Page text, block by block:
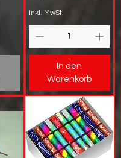
inkl. MwSt.
In den
Warenkorb